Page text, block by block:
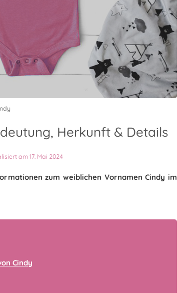
Herkunft & Details
am 17. Mai 2024
zum weiblichen Vornamen Cindy im
Cindy